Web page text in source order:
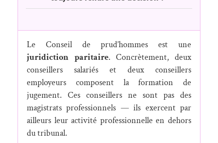
Le Conseil de prud’hommes est une
juridiction paritaire. Concrètement, deux
conseillers salariés et deux conseillers
employeurs composent la formation de
jugement. Ces conseillers ne sont pas des
magistrats professionnels — ils exercent par
ailleurs leur activité professionnelle en dehors
du tribunal.